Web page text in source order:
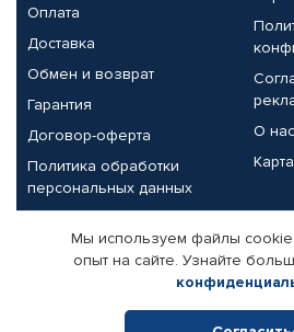
Оплата
Доставка
Обмен и возврат
Гарантия
Договор-оферта
Политика обработки
персональных данных
О нас
Партнерам
Корпоративным клиентам
Поставщикам
Мы используем файлы
опыт на сайте. Узнайте